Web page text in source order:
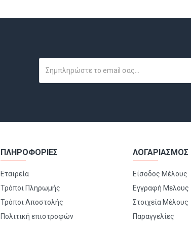
ΠΛΗΡΟΦΟΡΙΕΣ
Εταιρεία
Τρόποι Πληρωμής
Τρόποι Αποστολής
Πολιτική επιστροφών
ΛΟΓΑΡΙΑΣΜΟΣ
Είσοδος Μέλους
Εγγραφή Μελους
Στοιχεία Μέλους
Παραγγελίες